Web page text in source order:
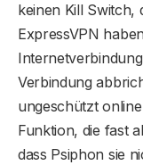
keinen Kill Switch,
ExpressVPN
Verbindung
ungeschützt
Funktion, die fast
dass Psiphon sie